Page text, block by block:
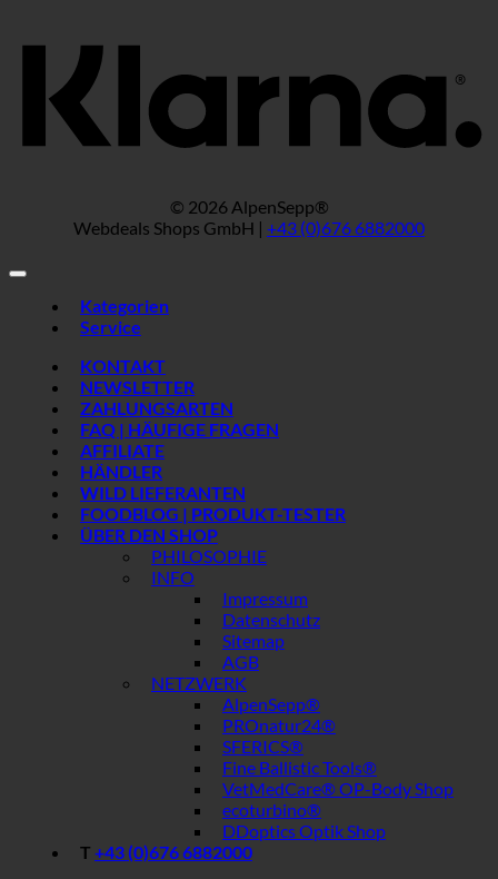
© 2026 AlpenSepp®
Webdeals Shops GmbH | +43 (0)676 6882000
Kategorien
Service
KONTAKT
NEWSLETTER
ZAHLUNGSARTEN
FAQ | HÄUFIGE FRAGEN
AFFILIATE
HÄNDLER
WILD LIEFERANTEN
FOODBLOG | PRODUKT-TESTER
ÜBER DEN SHOP
PHILOSOPHIE
INFO
Impressum
Datenschutz
Sitemap
AGB
NETZWERK
AlpenSepp®
PROnatur24®
SFERICS®
Fine Ballistic Tools®
VetMedCare® OP-Body Shop
ecoturbino®
DDoptics Optik Shop
T +43 (0)676 6882000